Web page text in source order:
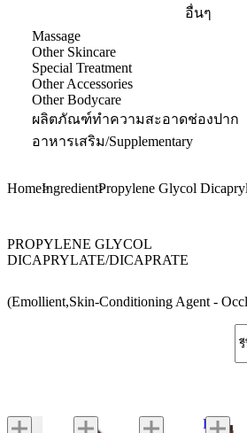
อื่นๆ
Massage
Other Skincare
Special Treatment
Other Accessories
Other Bodycare
ผลิตภัณฑ์ทำความสะอาดช่องปาก
อาหารเสริม/Supplementary
HomeIngredientPropylene Glycol
PROPYLENE GLYCOL
DICAPRYLATE/DICAPRATE
(Emollient,Skin-Conditioning Agent -
Fresh